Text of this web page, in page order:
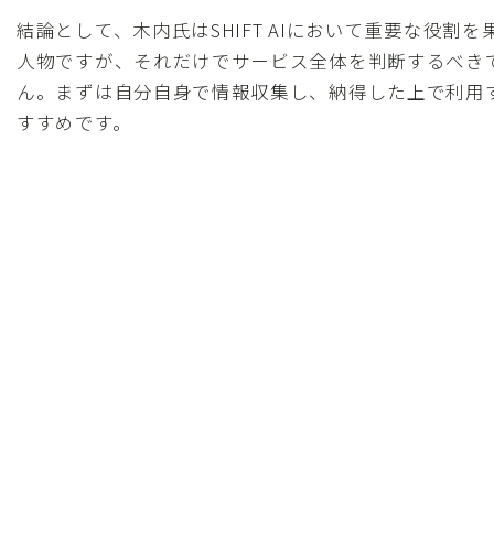
結論として、木内氏はSHIFT AIにおいて重要な役割を
人物ですが、それだけでサービス全体を判断するべき
ん。まずは自分自身で情報収集し、納得した上で利用
すすめです。